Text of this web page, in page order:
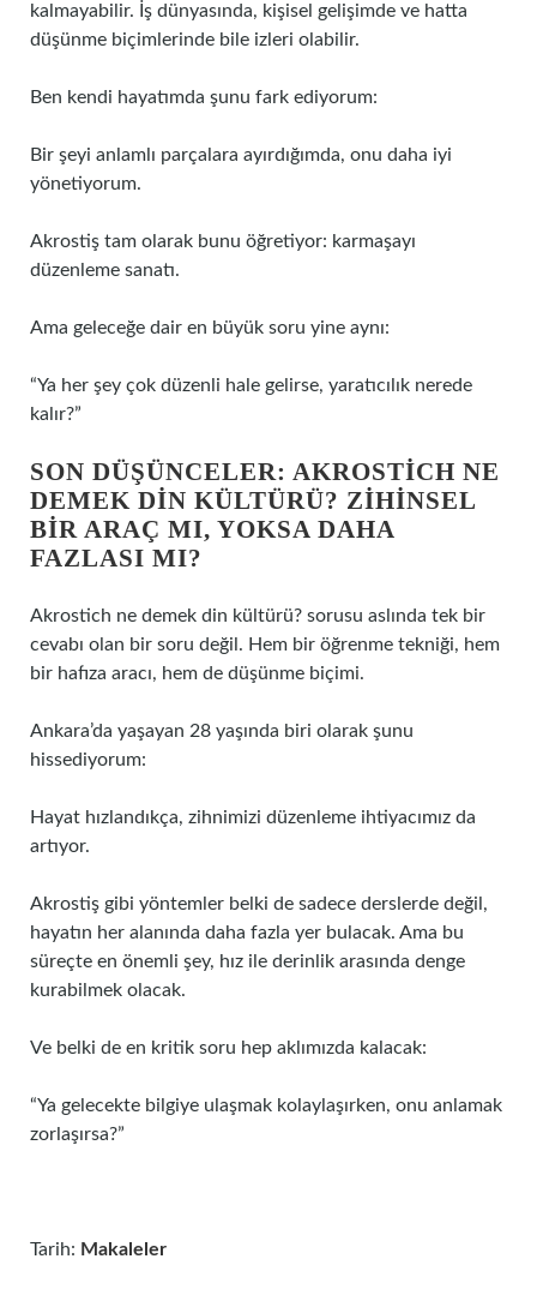
kalmayabilir. İş dünyasında, kişisel gelişimde ve hatta
düşünme biçimlerinde bile izleri olabilir.
Ben kendi hayatımda şunu fark ediyorum:
Bir şeyi anlamlı parçalara ayırdığımda, onu daha iyi
yönetiyorum.
Akrostiş tam olarak bunu öğretiyor: karmaşayı
düzenleme sanatı.
Ama geleceğe dair en büyük soru yine aynı:
“Ya her şey çok düzenli hale gelirse, yaratıcılık nerede
kalır?”
SON DÜŞÜNCELER: AKROSTICH NE
DEMEK DIN KÜLTÜRÜ? ZIHINSEL
BIR ARAÇ MI, YOKSA DAHA
FAZLASI MI?
Akrostich ne demek din kültürü? sorusu aslında tek bir
cevabı olan bir soru değil. Hem bir öğrenme tekniği, hem
bir hafıza aracı, hem de düşünme biçimi.
Ankara’da yaşayan 28 yaşında biri olarak şunu
hissediyorum:
Hayat hızlandıkça, zihnimizi düzenleme ihtiyacımız da
artıyor.
Akrostiş gibi yöntemler belki de sadece derslerde değil,
hayatın her alanında daha fazla yer bulacak. Ama bu
süreçte en önemli şey, hız ile derinlik arasında denge
kurabilmek olacak.
Ve belki de en kritik soru hep aklımızda kalacak:
“Ya gelecekte bilgiye ulaşmak kolaylaşırken, onu anlamak
zorlaşırsa?”
Tarih: Makaleler